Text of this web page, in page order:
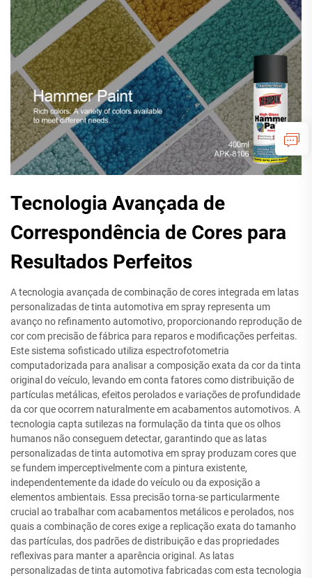
Tecnologia Avançada de
Correspondência de Cores para
Resultados Perfeitos
A tecnologia avançada de combinação de cores integrada em latas
personalizadas de tinta automotiva em spray representa um
avanço no refinamento automotivo, proporcionando reprodução de
cor com precisão de fábrica para reparos e modificações perfeitas.
Este sistema sofisticado utiliza espectrofotometria
computadorizada para analisar a composição exata da cor da tinta
original do veículo, levando em conta fatores como distribuição de
partículas metálicas, efeitos perolados e variações de profundidade
da cor que ocorrem naturalmente em acabamentos automotivos. A
tecnologia capta sutilezas na formulação da tinta que os olhos
humanos não conseguem detectar, garantindo que as latas
personalizadas de tinta automotiva em spray produzam cores que
se fundem imperceptivelmente com a pintura existente,
independentemente da idade do veículo ou da exposição a
elementos ambientais. Essa precisão torna-se particularmente
crucial ao trabalhar com acabamentos metálicos e perolados, nos
quais a combinação de cores exige a replicação exata do tamanho
das partículas, dos padrões de distribuição e das propriedades
reflexivas para manter a aparência original. As latas
personalizadas de tinta automotiva fabricadas com esta tecnologia